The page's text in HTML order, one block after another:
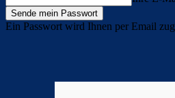
Ein Passwort wird Ihnen per Email